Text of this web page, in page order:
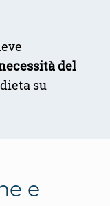
del
su
e